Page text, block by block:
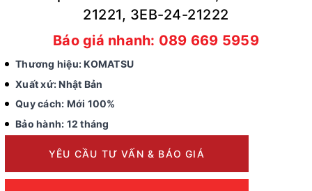
21221, 3EB-24-21222
Báo giá nhanh: 089 669 5959
Thương hiệu: KOMATSU
Xuất xứ: Nhật Bản
Quy cách: Mới 100%
Bảo hành: 12 tháng
YÊU CẦU TƯ VẤN & BÁO GIÁ